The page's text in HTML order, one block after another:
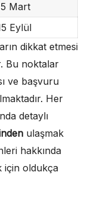
Mart
Eylül
dikkat etmesi
Bu noktalar
ve başvuru
Her
detaylı
ulaşmak
hakkında
için oldukça